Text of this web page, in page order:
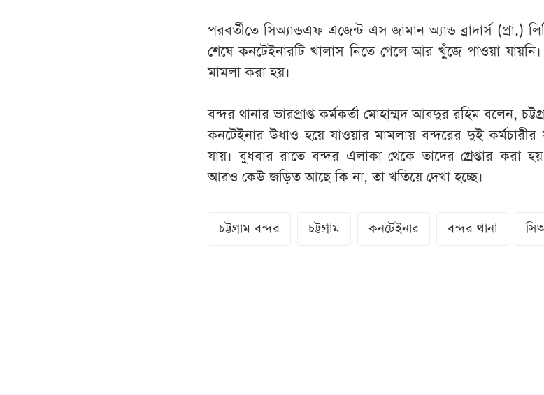
পরবর্তীতে সিঅ্যান্ডএফ এজেন্ট এস জামান অ্যান্ড ব্রাদার্স (প্রা.)
শেষে কনটেইনারটি খালাস নিতে গেলে আর খুঁজে পাওয়া
মামলা করা হয়।
বন্দর থানার ভারপ্রাপ্ত কর্মকর্তা মোহাম্মদ আবদুর রহিম বলেন,
কনটেইনার উধাও হয়ে যাওয়ার মামলায় বন্দরের দুই
যায়। বুধবার রাতে বন্দর এলাকা থেকে তাদের গ্রেপ্তার করা
আরও কেউ জড়িত আছে কি না, তা খতিয়ে দেখা হচ্ছে।
চট্টগ্রাম বন্দর চট্টগ্রাম কনটেইনার বন্দর থানা